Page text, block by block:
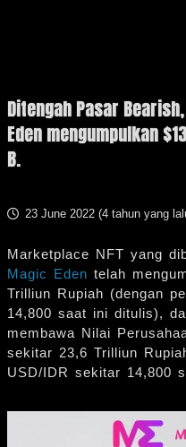
Ditengah Pasar
Eden mengumpulkan
B.
23 June 2022 (4 tahun yang
Marketplace NFT yang
Magic Eden telah
Trilliun Rupiah (dengan
14,800 saat ini ditulis),
membawa Nilai
sekitar 23,6 Trilliun
USD/IDR sekitar 14,800